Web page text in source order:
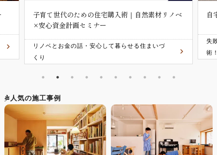
ベ 自宅の売却･住み替えの進め方セミナー
失敗しないマンション/戸建て住み替え成功
人気の施工事例